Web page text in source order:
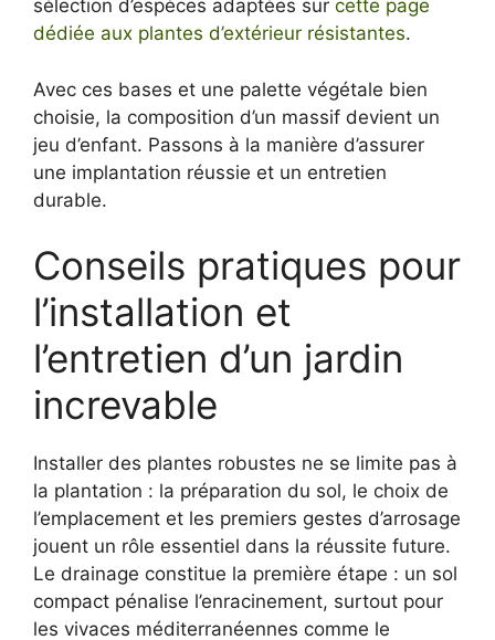
sélection d’espèces adaptées sur cette page
dédiée aux plantes d’extérieur résistantes.
Avec ces bases et une palette végétale bien
choisie, la composition d’un massif devient un
jeu d’enfant. Passons à la manière d’assurer
une implantation réussie et un entretien
durable.
Conseils pratiques pour
l’installation et
l’entretien d’un jardin
increvable
Installer des plantes robustes ne se limite pas à
la plantation : la préparation du sol, le choix de
l’emplacement et les premiers gestes d’arrosage
jouent un rôle essentiel dans la réussite future.
Le drainage constitue la première étape : un sol
compact pénalise l’enracinement, surtout pour
les vivaces méditerranéennes comme le